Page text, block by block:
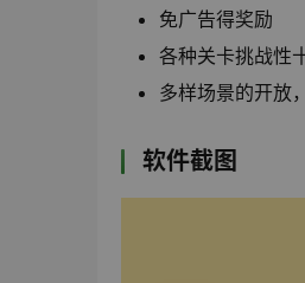
免广告得奖励
各种关卡挑战性
多样场景的开放
软件截图